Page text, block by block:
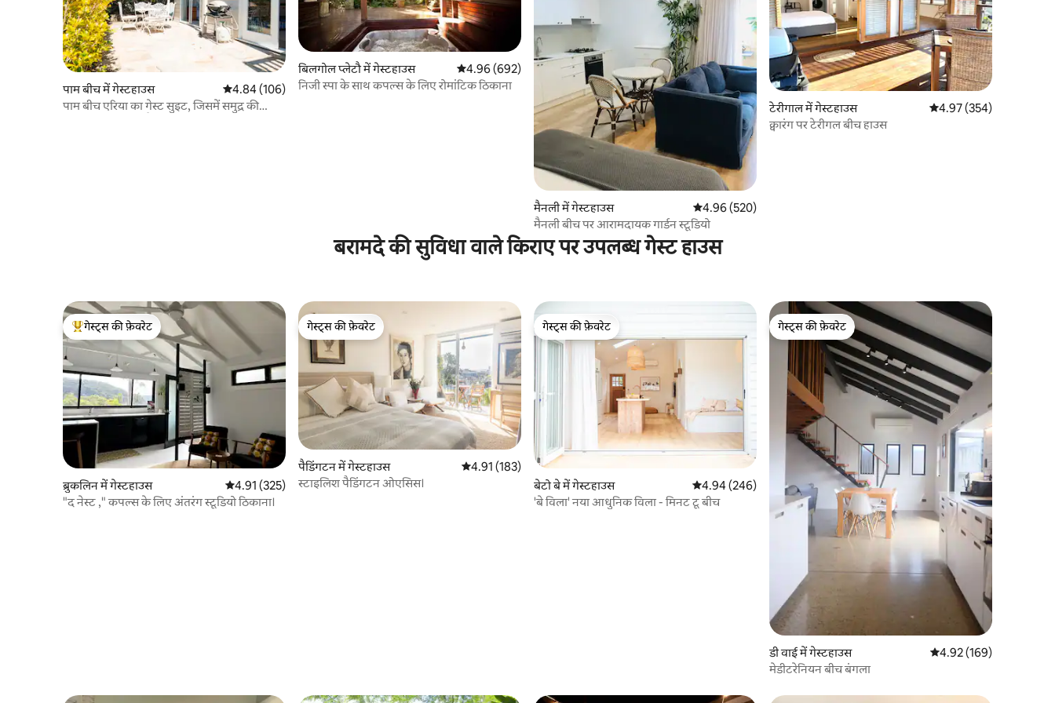
पाम बीच में गेस्टहाउस औसत रेटिंग 5 में से 4.84, 106 समीक्षाएँ
4.84 (106)
पाम बीच एरिया का गेस्ट सुइट, जिसमें समुद्र की
बिलगोल प्लेटौ में गेस्टहाउस औसत रेटिंग 5 में से 4.96, 692 समीक्षाएँ
4.96 (692)
निजी स्पा के साथ कपल्स के लिए रोमांटिक ठिकाना
मैनली में गेस्टहाउस औसत रेटिंग 5 में से 4.96, 520 समीक्षाएँ
4.96 (520)
मैनली बीच पर आरामदायक गार्डन स्टूडियो
टेरीगाल में गेस्टहाउस औसत रेटिंग 5 में से 4.97,
4.97 (354)
क्वारंग पर टेरीगल बीच हाउस
बरामदे की सुविधा वाले किराए पर उपलब्ध गेस्ट हाउस
गेस्ट्स का टॉप फ़ेवरेट
गेस्ट्स की फ़ेवरेट
ब्रुकलिन में गेस्टहाउस औसत रेटिंग 5 में से 4.91, 325 समीक्षाएँ
4.91 (325)
"द नेस्ट ," कपल्स के लिए अंतरंग स्टूडियो ठिकाना।
गेस्ट्स की फ़ेवरेट
गेस्ट्स की फ़ेवरेट
पैडिंगटन में गेस्टहाउस औसत रेटिंग 5 में से 4.91, 183 समीक्षाएँ
4.91 (183)
स्टाइलिश पैडिंगटन ओएसिस।
गेस्ट्स की फ़ेवरेट
गेस्ट्स की फ़ेवरेट
बेटो बे में गेस्टहाउस औसत रेटिंग 5 में से 4.94, 246 समीक्षाएँ
4.94 (246)
'बे विला' नया आधुनिक विला - मिनट टू बीच
गेस्ट्स की फ़ेवरेट
गेस्ट्स की फ़ेवरेट
डी वाई में गेस्टहाउस औसत रेटिंग 5 में से 4.92,
4.92 (169)
मेडीटरेनियन बीच बंगला